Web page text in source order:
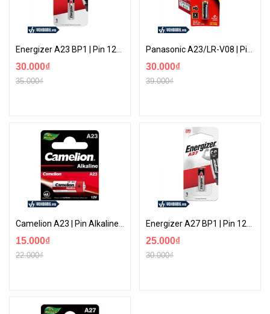
30.000₫
35.000₫
30.000₫
39.000₫
15.000₫
22.000₫
25.000₫
30.000₫